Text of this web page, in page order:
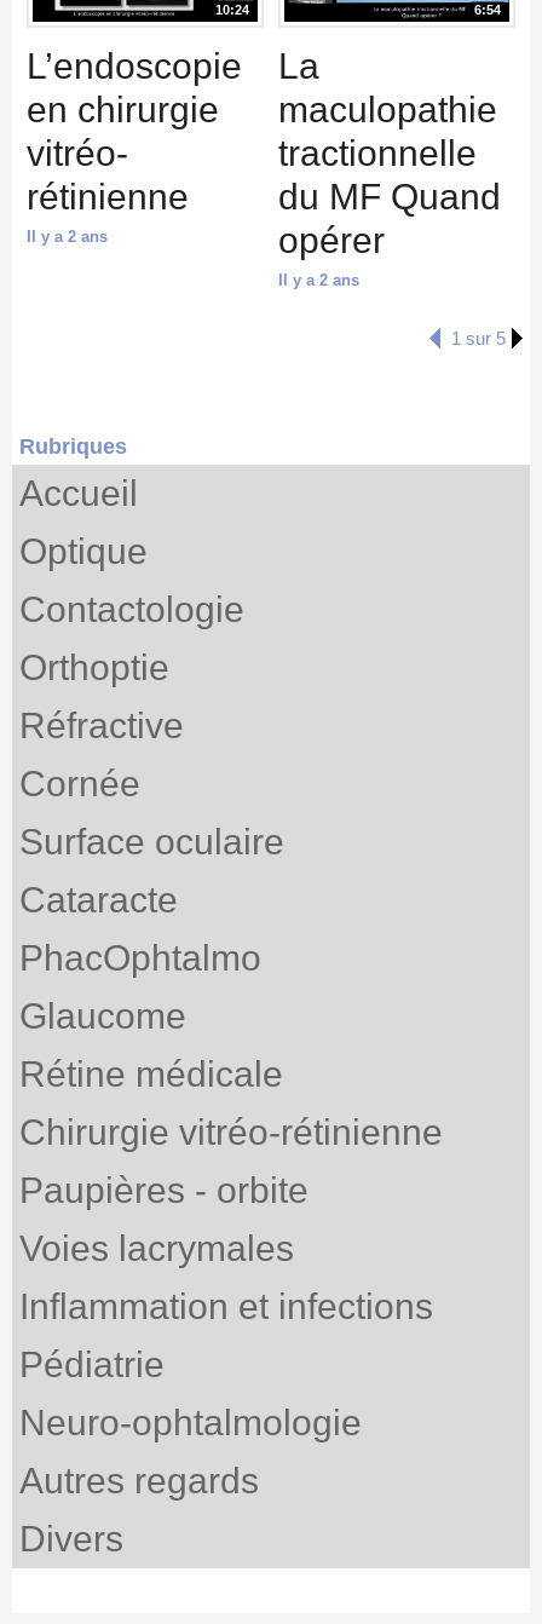
10:24
L’endoscopie
en chirurgie
vitréo-
rétinienne
Il y a 2 ans
6:54
La
maculopathie
tractionnelle
du MF Quand
opérer
Il y a 2 ans
1 sur 5
Rubriques
Accueil
Optique
Contactologie
Orthoptie
Réfractive
Cornée
Surface oculaire
Cataracte
PhacOphtalmo
Glaucome
Rétine médicale
Chirurgie vitréo-rétinienne
Paupières - orbite
Voies lacrymales
Inflammation et infections
Pédiatrie
Neuro-ophtalmologie
Autres regards
Divers